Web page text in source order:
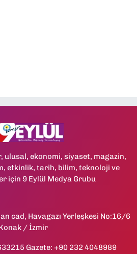
ulusal, ekonomi, siyaset, magazin,
etkinlik, tarih, bilim, teknoloji ve
için 9 Eylül Medya Grubu
cad, Havagazı Yerleşkesi No:16/6
/ İzmir
Gazete: +90 232 4048989